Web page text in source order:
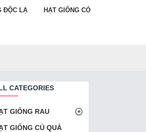
ĐỘC LẠ HẠT GIỐNG CỎ
CATEGORIES
GIỐNG RAU
GIỐNG CỦ QUẢ